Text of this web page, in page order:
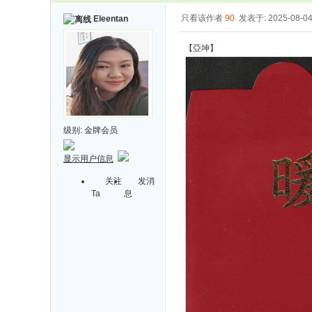
Eleentan
级别: 金牌会员
显示用户信息
关注
Ta
发消
息
只看该作者 90 发表于: 2025-08-04
【亞坤】